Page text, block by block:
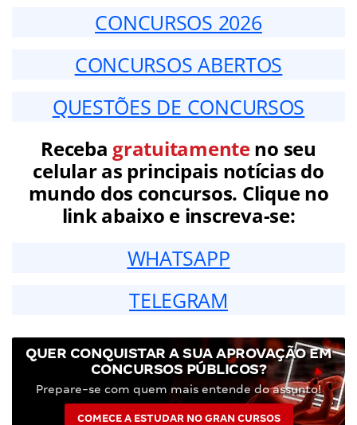
CONCURSOS 2026
CONCURSOS ABERTOS
QUESTÕES DE CONCURSOS
Receba gratuitamenteno seu
celular as principais notícias do
mundo dos concursos. Clique no
link abaixo e inscreva-se:
WHATSAPP
TELEGRAM
QUER CONQUISTAR A SUA APROVAÇÃO EM
CONCURSOS PÚBLICOS?
Prepare-se com quem mais entende do assunto!
COMECE A ESTUDAR NO GRAN CURSOS